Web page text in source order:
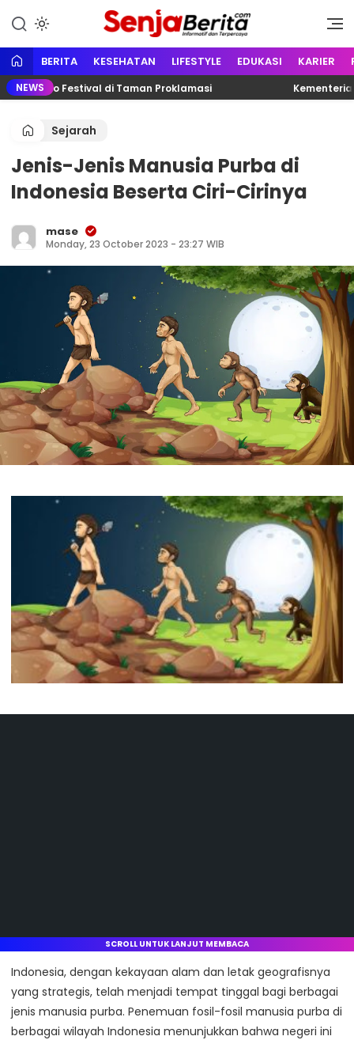
konten
Senja Berita
Portal media berita online yang
informatif, edukatif dan
terpercaya
BERITA KESEHATAN LIFESTYLE EDUKASI KARIER
NEWS
Karno Festival di Taman Proklamasi Kementerian
Sejarah
Jenis-Jenis Manusia Purba di
Indonesia Beserta Ciri-Cirinya
mase
Monday, 23 October 2023 - 23:27 WIB
SCROLL UNTUK LANJUT MEMBACA
Indonesia, dengan kekayaan alam dan letak geografisnya
yang strategis, telah menjadi tempat tinggal bagi berbagai
jenis manusia purba. Penemuan fosil-fosil manusia purba di
berbagai wilayah Indonesia menunjukkan bahwa negeri ini